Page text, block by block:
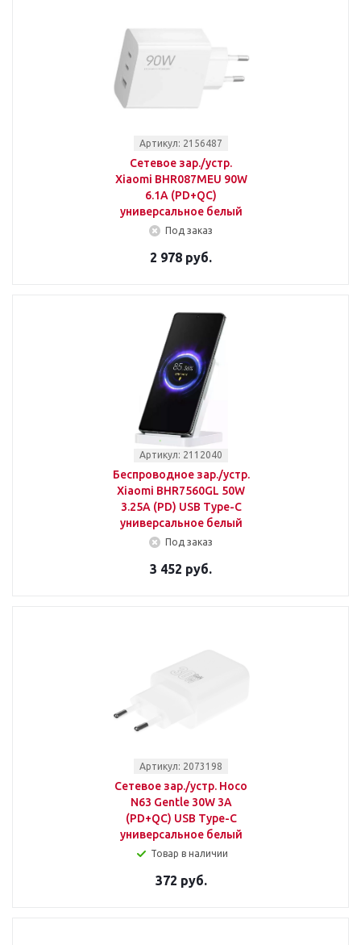
Артикул: 2156487
Сетевое зар./устр.
Xiaomi BHR087MEU 90W
6.1A (PD+QC)
универсальное белый
Под заказ
2 978 руб.
Артикул: 2112040
Беспроводное зар./устр.
Xiaomi BHR7560GL 50W
3.25A (PD) USB Type-C
универсальное белый
Под заказ
3 452 руб.
Артикул: 2073198
Сетевое зар./устр. Hoco
N63 Gentle 30W 3A
(PD+QC) USB Type-C
универсальное белый
Товар в наличии
372 руб.